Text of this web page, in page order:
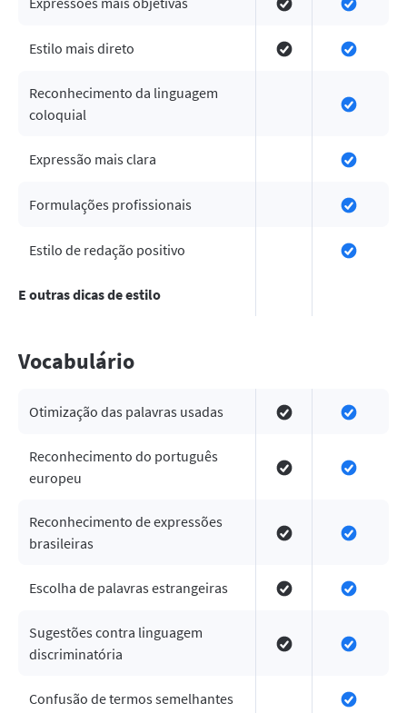
Estilo mais direto
Reconhecimento da linguagem
coloquial
Expressão mais clara
Formulações profissionais
Estilo de redação positivo
E outras dicas de estilo
Vocabulário
Otimização das palavras usadas
Reconhecimento do português
europeu
Reconhecimento de expressões
brasileiras
Escolha de palavras estrangeiras
Sugestões contra linguagem
discriminatória
Confusão de termos semelhantes